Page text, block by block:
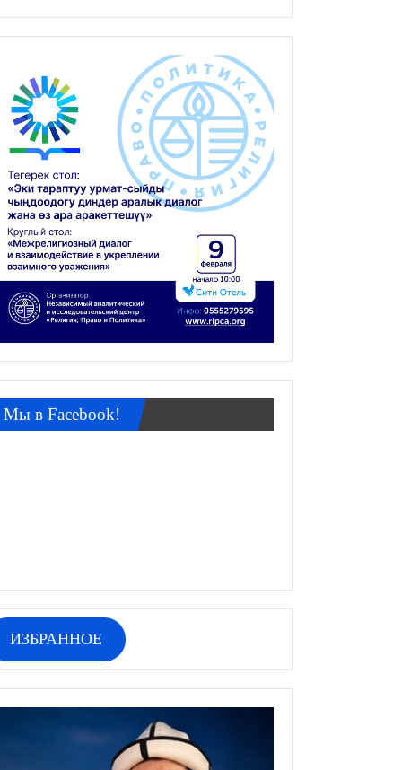
Мы в Facebook!
ИЗБРАННОЕ